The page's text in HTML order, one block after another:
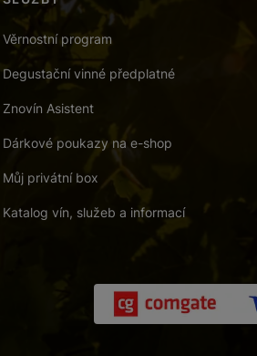
Věrnostní program
Degustační vinné předplatné
Znovín Asistent
Dárkové poukazy na e-shop
Můj privátní box
Katalog vín, služeb a informací